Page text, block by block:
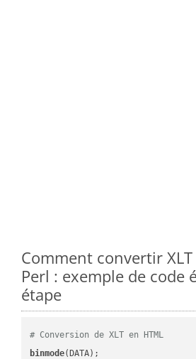
Comment convertir XLT
Perl : exemple de code
étape
# Conversion de XLT en HTML
binmode